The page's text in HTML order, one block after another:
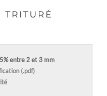
entre 2 et 3 mm
(.pdf)